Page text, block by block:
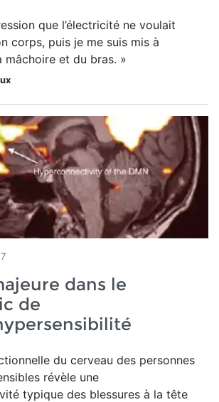
que l’électricité ne voulait
corps, puis je me suis mis à
mâchoire et du bras. »
dans le
de
du cerveau des personnes
révèle une
typique des blessures à la tête